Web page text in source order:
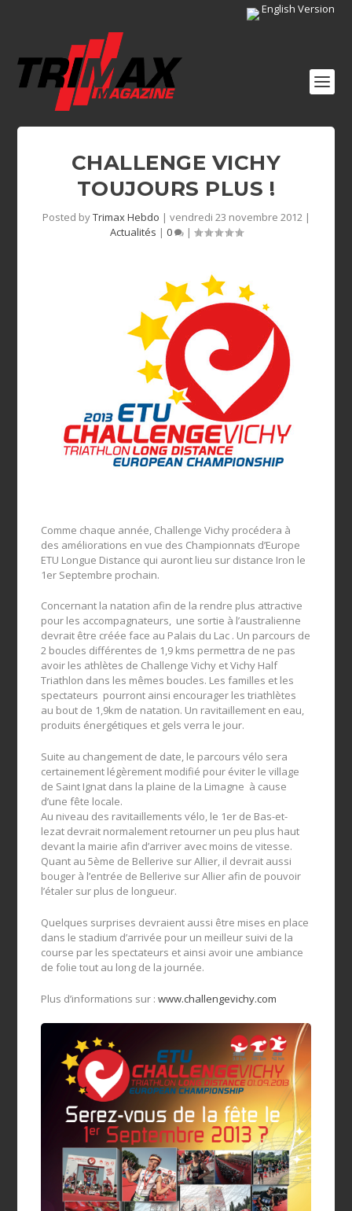
English Version
CHALLENGE VICHY
TOUJOURS PLUS !
Posted byTrimax Hebdo | vendredi 23 novembre 2012|
Actualités | 0 |
Comme chaque année, Challenge Vichy procédera à
des améliorations en vue des Championnats d’Europe
ETU Longue Distance qui auront lieu sur distance Iron le
1er Septembre prochain.
Concernant la natation afin de la rendre plus attractive
pour les accompagnateurs, une sortie à l’australienne
devrait être créée face au Palais du Lac . Un parcours de
2 boucles différentes de 1,9 kms permettra de ne pas
avoir les athlètes de Challenge Vichy et Vichy Half
Triathlon dans les mêmes boucles. Les familles et les
spectateurs pourront ainsi encourager les triathlètes
au bout de 1,9km de natation. Un ravitaillement en eau,
produits énergétiques et gels verra le jour.
Suite au changement de date, le parcours vélo sera
certainement légèrement modifié pour éviter le village
de Saint Ignat dans la plaine de la Limagne à cause
d’une fête locale.
Au niveau des ravitaillements vélo, le 1er de Bas-et-
lezat devrait normalement retourner un peu plus haut
devant la mairie afin d’arriver avec moins de vitesse.
Quant au 5ème de Bellerive sur Allier, il devrait aussi
bouger à l’entrée de Bellerive sur Allier afin de pouvoir
l’étaler sur plus de longueur.
Quelques surprises devraient aussi être mises en place
dans le stadium d’arrivée pour un meilleur suivi de la
course par les spectateurs et ainsi avoir une ambiance
de folie tout au long de la journée.
Plus d’informations sur :www.challengevichy.com